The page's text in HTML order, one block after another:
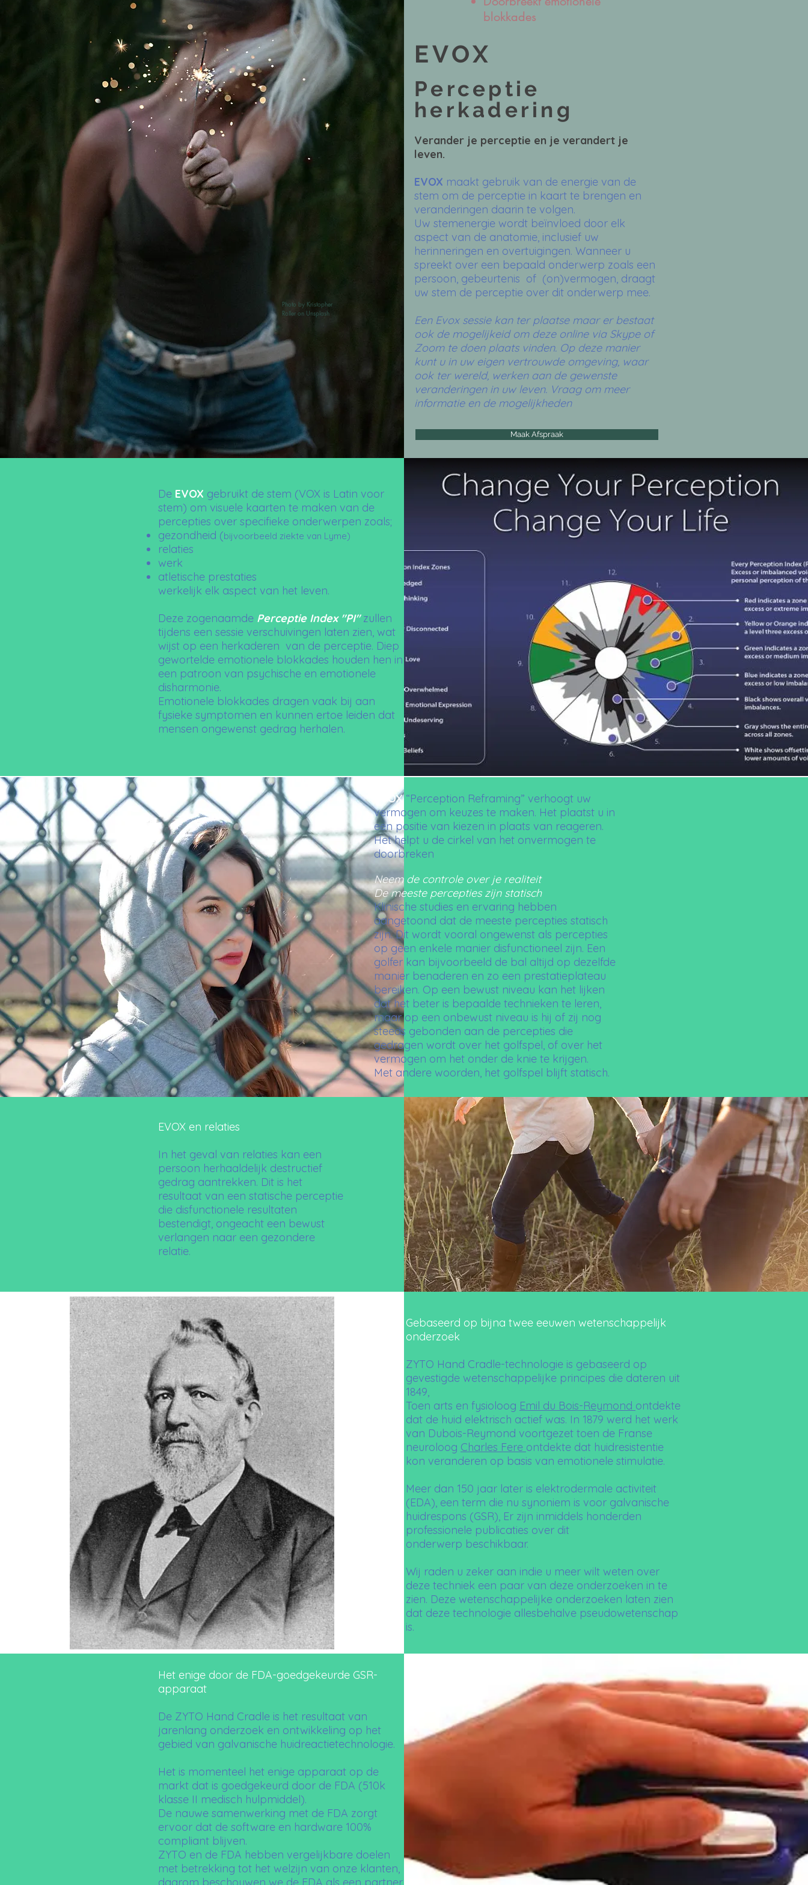
Photo by Kristopher
Roller on Unsplash
blokkades
EVOX
Perceptie
herkadering
Verander je perceptie en je verandert je
leven.
EVOX maakt gebruik van de energie van de
stem om de perceptie in kaart te brengen en
veranderingen daarin te volgen.
Uw stemenergie wordt beïnvloed door elk
aspect van de anatomie, inclusief uw
herinneringen en overtuigingen. Wanneer u
spreekt over een bepaald onderwerp zoals een
persoon, gebeurtenis of (on)vermogen, draagt
uw stem de perceptie over dit onderwerp mee.
Een Evox sessie kan ter plaatse maar er bestaat
ook de mogelijkeid om deze online via Skype of
Zoom te doen plaats vinden. Op deze manier
kunt u in uw eigen vertrouwde omgeving, waar
ook ter wereld, werken aan de gewenste
veranderingen in uw leven. Vraag om meer
informatie en de mogelijkheden
Maak Afspraak
De EVOX gebruikt de stem (VOX is Latin voor
stem) om visuele kaarten te maken van de
percepties over specifieke onderwerpen zoals;
gezondheid (bijvoorbeeld ziekte van Lyme)
relaties
werk
atletische prestaties
werkelijk elk aspect van het leven.
Deze zogenaamde Perceptie Index "PI" zullen
tijdens een sessie verschuivingen laten zien, wat
wijst op een herkaderen van de perceptie. Diep
gewortelde emotionele blokkades houden hen in
een patroon van psychische en emotionele
disharmonie.
Emotionele blokkades dragen vaak bij aan
fysieke symptomen en kunnen ertoe leiden dat
mensen ongewenst gedrag herhalen.
EVOX “Perception Reframing” verhoogt uw
vermogen om keuzes te maken. Het plaatst u in
een positie van kiezen in plaats van reageren.
Het helpt u de cirkel van het onvermogen te
doorbreken
Neem de controle over je realiteit
De meeste percepties zijn statisch
Klinische studies en ervaring hebben
aangetoond dat de meeste percepties statisch
zijn. Dit wordt vooral ongewenst als percepties
op geen enkele manier disfunctioneel zijn. Een
golfer kan bijvoorbeeld de bal altijd op dezelfde
manier benaderen en zo een prestatieplateau
bereiken. Op een bewust niveau kan het lijken
dat het beter is bepaalde technieken te leren,
maar op een onbewust niveau is hij of zij nog
steeds gebonden aan de percepties die
gedragen wordt over het golfspel, of over het
vermogen om het onder de knie te krijgen.
Met andere woorden, het golfspel blijft statisch.
EVOX en relaties
In het geval van relaties kan een
persoon herhaaldelijk destructief
gedrag aantrekken. Dit is het
resultaat van een statische perceptie
die disfunctionele resultaten
bestendigt, ongeacht een bewust
verlangen naar een gezondere
relatie.
Gebaseerd op bijna twee eeuwen wetenschappelijk
onderzoek
ZYTO Hand Cradle-technologie is gebaseerd op
gevestigde wetenschappelijke principes die dateren uit
1849,
Toen arts en fysioloog Emil du Bois-Reymond ontdekte
dat de huid elektrisch actief was. In 1879 werd het werk
van Dubois-Reymond voortgezet toen de Franse
neuroloog Charles Fere ontdekte dat huidresistentie
kon veranderen op basis van emotionele stimulatie.
Meer dan 150 jaar later is elektrodermale activiteit
(EDA), een term die nu synoniem is voor galvanische
huidrespons (GSR), Er zijn inmiddels honderden
professionele publicaties over dit
onderwerp beschikbaar.
Wij raden u zeker aan indie u meer wilt weten over
deze techniek een paar van deze onderzoeken in te
zien. Deze wetenschappelijke onderzoeken laten zien
dat deze technologie allesbehalve pseudowetenschap
is.
Het enige door de FDA-goedgekeurde GSR-
apparaat
De ZYTO Hand Cradle is het resultaat van
jarenlang onderzoek en ontwikkeling op het
gebied van galvanische huidreactietechnologie.
Het is momenteel het enige apparaat op de
markt dat is goedgekeurd door de FDA (510k
klasse II medisch hulpmiddel).
De nauwe samenwerking met de FDA zorgt
ervoor dat de software en hardware 100%
compliant blijven.
ZYTO en de FDA hebben vergelijkbare doelen
met betrekking tot het welzijn van onze klanten,